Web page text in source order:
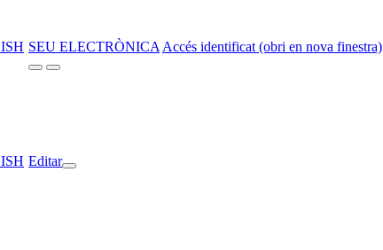
SEU ELECTRÒNICA Accés identificat (obri en nova finestra)
Editar